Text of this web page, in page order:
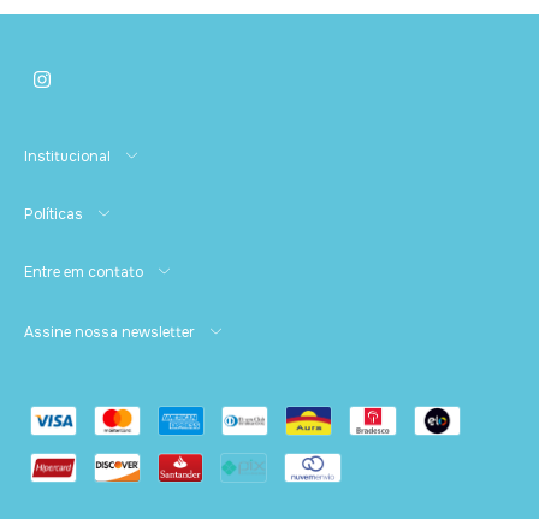
Institucional
Políticas
Entre em contato
Assine nossa newsletter